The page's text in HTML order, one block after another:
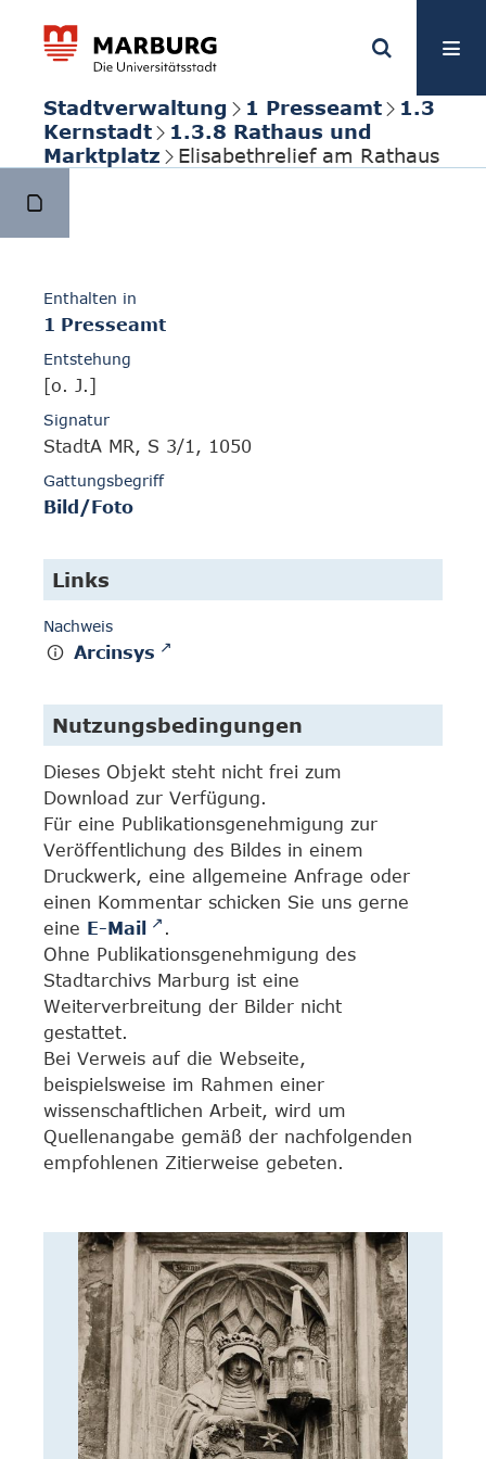
Stadtverwaltung 1 Presseamt
1.3
Kernstadt
1.3.8 Rathaus und
Marktplatz
Elisabethrelief am Rathaus
Enthalten in
1 Presseamt
Entstehung
[o. J.]
Signatur
StadtA MR, S 3/1, 1050
Gattungsbegriff
Bild/Foto
Links
Nachweis
Arcinsys
Nutzungsbedingungen
Dieses Objekt steht nicht frei zum
Download zur Verfügung.
Für eine Publikationsgenehmigung zur
Veröffentlichung des Bildes in einem
Druckwerk, eine allgemeine Anfrage oder
einen Kommentar schicken Sie uns gerne
eine E-Mail
.
Ohne Publikationsgenehmigung des
Stadtarchivs Marburg ist eine
Weiterverbreitung der Bilder nicht
gestattet.
Bei Verweis auf die Webseite,
beispielsweise im Rahmen einer
wissenschaftlichen Arbeit, wird um
Quellenangabe gemäß der nachfolgenden
empfohlenen Zitierweise gebeten.